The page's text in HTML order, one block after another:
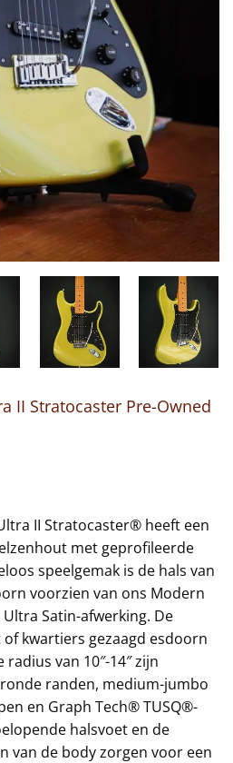
II Stratocaster Pre-Owned
II Stratocaster® heeft een
met geprofileerde
speelgemak is de hals van
voorzien van ons Modern
Satin-afwerking. De
kwartiers gezaagd esdoorn
van 10″-14″ zijn
randen, medium-jumbo
en Graph Tech® TUSQ®-
halsvoet en de
van de body zorgen voor een